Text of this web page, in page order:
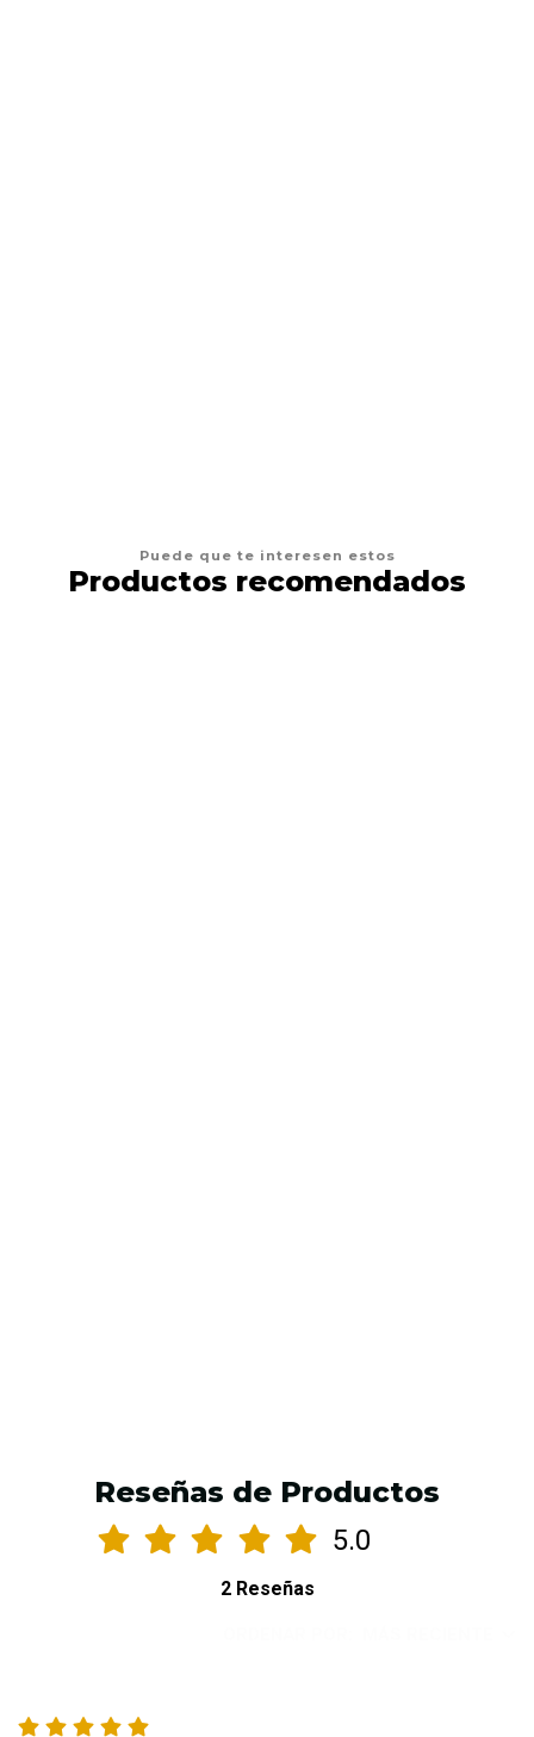
Puede que te interesen estos
Productos recomendados
Reseñas de Productos
5.0
2 Reseñas